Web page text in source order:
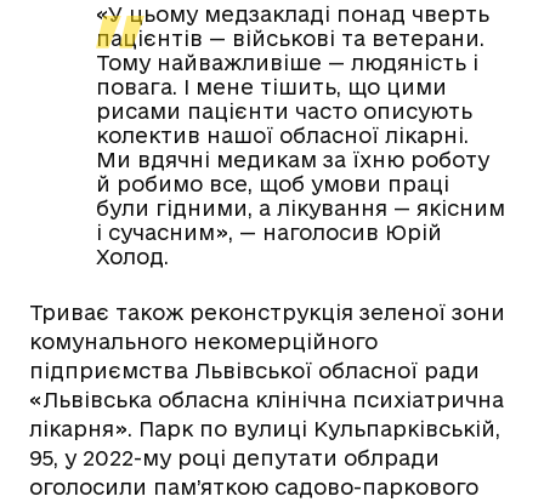
«У цьому медзакладі понад чверть
пацієнтів — військові та ветерани.
Тому найважливіше — людяність і
повага. І мене тішить, що цими
рисами пацієнти часто описують
колектив нашої обласної лікарні.
Ми вдячні медикам за їхню роботу
й робимо все, щоб умови праці
були гідними, а лікування — якісним
і сучасним», — наголосив Юрій
Холод.
Триває також реконструкція зеленої зони
комунального некомерційного
підприємства Львівської обласної ради
«Львівська обласна клінічна психіатрична
лікарня». Парк по вулиці Кульпарківській,
95, у 2022-му році депутати облради
оголосили пам’яткою садово-паркового